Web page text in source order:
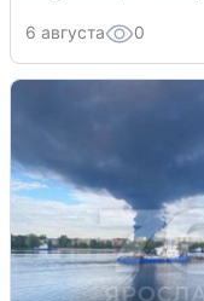
6 августа 0